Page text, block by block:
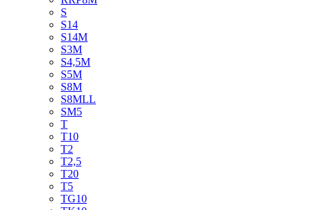
S
S14
S14M
S3M
S4,5M
S5M
S8M
S8MLL
SM5
T
T10
T2
T2,5
T20
T5
TG10